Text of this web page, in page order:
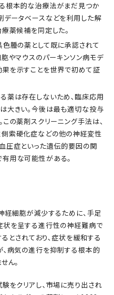
根本的な治療法がまだ見つか
データベースなどを利用した解
薬候補を同定した。
色腫の薬として既に承認されて
胞やマウスのパーキンソン病モデ
を示すことを世界で初めて証
薬は存在しないため、臨床応用
大きい。今後は最も適切な投与
の薬剤スクリーニング手法は、
索硬化症などの他の神経変性
圧症といった遺伝的要因の関
用な可能性がある。
経細胞が減少するために、手足
を呈する進行性の神経難病で
とされており、症状を緩和する
病気の進行を抑制する根本的
ん。
をクリアし、市場に売り出され